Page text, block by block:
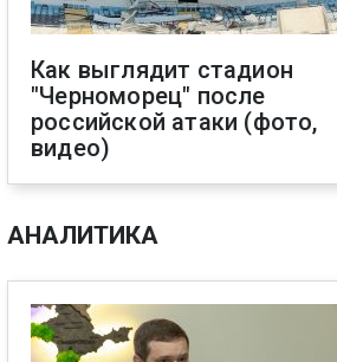
Как выглядит стадион
"Черноморец" после
российской атаки (фото,
видео)
АНАЛИТИКА